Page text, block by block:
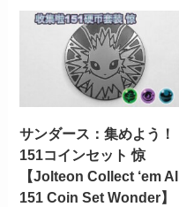
サンダース：集めよう！
151コインセット 惊
【Jolteon Collect ‘em
151 Coin Set Wonder】